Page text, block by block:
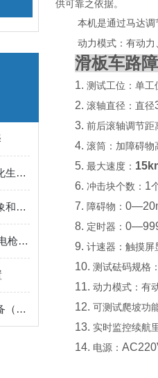
插头插座新量规在工业自动化生产线上的应用实践与优势介绍
电池类检测设备根据检测对象和目的不同可分为哪几类？
GB/T 20234.1—2023汽车充电枪轮胎碾压试验机
电源负载柜机械动作试验设备（如插头插座寿命试验机）
供可靠之依据。
本机是通过马达
动力模式：有动
滑板车路
1. 测试工位：单工
2. 滚轴直径：直径
3. 前后滚轴调节距
4. 滚筒：加障碍物
5. 最大速度：
6. 冲击块个数： 1
7. 障碍物：
8. 定时器：
9. 计速器：触摸屏
10. 测试砝码规格
11. 动力模式：有
12. 可测试爬坡功
13. 实时监控续航
14. 电源：